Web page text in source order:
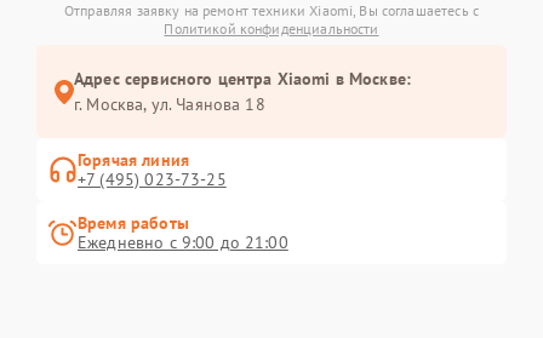
Отправляя заявку на ремонт техники Xiaomi, Вы соглашаетесь с
Политикой конфиденциальности
Адрес сервисного центра Xiaomi в Москве:
г. Москва, ул. Чаянова 18
Горячая линия
+7 (495) 023-73-25
Время работы
Ежедневно с 9:00 до 21:00